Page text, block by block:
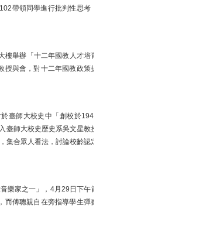
帶領同學進行批判性思考，
舉辦「十二年國教人才培育
與會，對十二年國教政策提
臺師大校史中「創校於1946
師大校史歷史系吳文星教授
合眾人看法，討論校齡認定
樂家之一」，4月29日下午首
傅聰親自在旁指導學生彈奏